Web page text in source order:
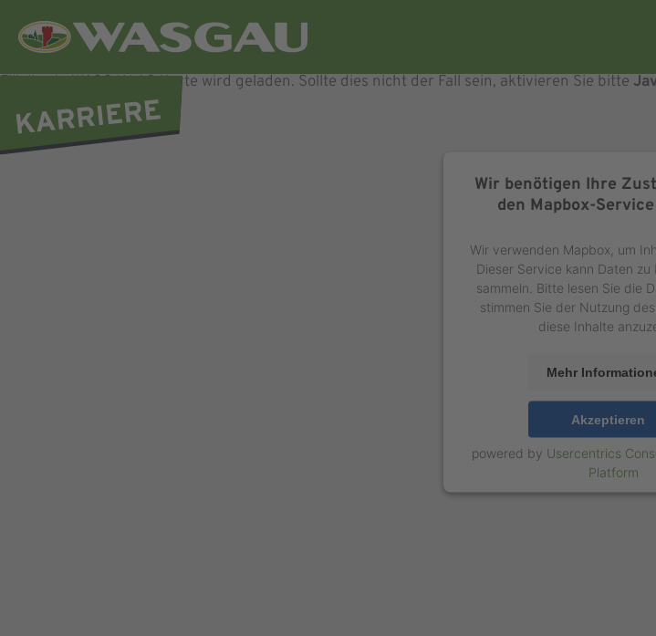
Filialkarte WASGAU AGKarte wird geladen. Sollte dies nicht der Fall sein, aktivieren Sie bitte
Wir benötigen Ihre
den Mapbox-
Wir verwenden Mapbox, um
Dieser Service kann Daten
sammeln. Bitte lesen Sie die
stimmen Sie der Nutzung
diese Inhalte
Mehr
Akzeptieren
powered by Usercentrics
Platform